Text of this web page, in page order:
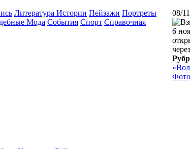
Литература Истории Пейзажи Портреты
Мода События Спорт Справочная
08/
6